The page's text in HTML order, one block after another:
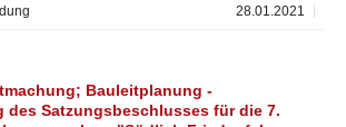
28.01.2021
Bauleitplanung -
des Satzungsbeschlusses für die 7.